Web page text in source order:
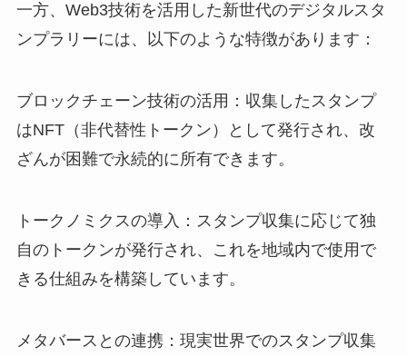
一方、Web3技術を活用した新世代のデジタルスタ
ンプラリーには、以下のような特徴があります：
ブロックチェーン技術の活用：収集したスタンプ
はNFT（非代替性トークン）として発行され、改
ざんが困難で永続的に所有できます。
トークノミクスの導入：スタンプ収集に応じて独
自のトークンが発行され、これを地域内で使用で
きる仕組みを構築しています。
メタバースとの連携：現実世界でのスタンプ収集